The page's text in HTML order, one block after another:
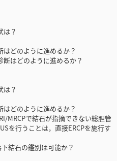
？
どのように進めるか？
はどのように進めるか？
？
どのように進めるか？
で結石が指摘できない総胆管
を行うことは，直接ERCPを施行す
結石の鑑別は可能か？